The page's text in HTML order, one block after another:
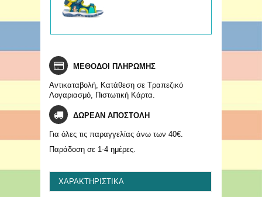
ΜΕΘΟΔΟΙ ΠΛΗΡΩΜΗΣ
Αντικαταβολή, Κατάθεση σε Τραπεζικό
Λογαριασμό, Πιστωτική Κάρτα.
ΔΩΡΕΑΝ ΑΠΟΣΤΟΛΗ
Για όλες τις παραγγελίας άνω των 40€.
Παράδοση σε 1-4 ημέρες.
ΧΑΡΑΚΤΗΡΙΣΤΙΚΆ